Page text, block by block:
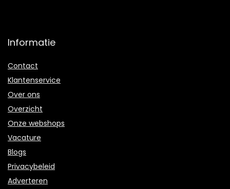
Informatie
Contact
Klantenservice
Over ons
Overzicht
Onze webshops
Vacature
Blogs
Privacybeleid
Adverteren